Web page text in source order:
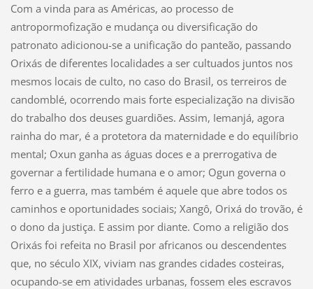
Com a vinda para as Américas, ao processo de
antropormofização e mudança ou diversificação do
patronato adicionou-se a unificação do panteão, passando
Orixás de diferentes localidades a ser cultuados juntos nos
mesmos locais de culto, no caso do Brasil, os terreiros de
candomblé, ocorrendo mais forte especialização na divisão
do trabalho dos deuses guardiões. Assim, Iemanjá, agora
rainha do mar, é a protetora da maternidade e do equilíbrio
mental; Oxun ganha as águas doces e a prerrogativa de
governar a fertilidade humana e o amor; Ogun governa o
ferro e a guerra, mas também é aquele que abre todos os
caminhos e oportunidades sociais; Xangô, Orixá do trovão, é
o dono da justiça. E assim por diante. Como a religião dos
Orixás foi refeita no Brasil por africanos ou descendentes
que, no século XIX, viviam nas grandes cidades costeiras,
ocupando-se em atividades urbanas, fossem eles escravos